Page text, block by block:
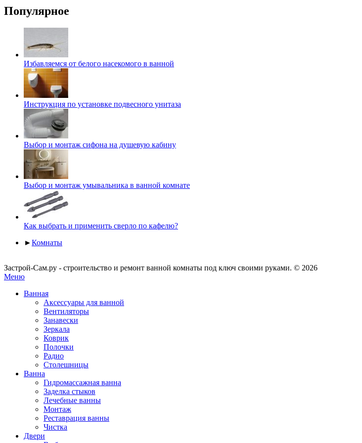
Популярное
Избавляемся от белого насекомого в ванной
Инструкция по установке подвесного унитаза
Выбор и монтаж сифона на душевую кабину
Выбор и монтаж умывальника в ванной комнате
Как выбрать и применить сверло по кафелю?
►Комнаты
Застрой-Сам.ру - строительство и ремонт ванной комнаты под ключ своими руками. © 2026
Меню
Ванная
Аксессуары для ванной
Вентиляторы
Занавески
Зеркала
Коврик
Полочки
Радио
Столешницы
Ванна
Гидромассажная ванна
Заделка стыков
Лечебные ванны
Монтаж
Реставрация ванны
Чистка
Двери